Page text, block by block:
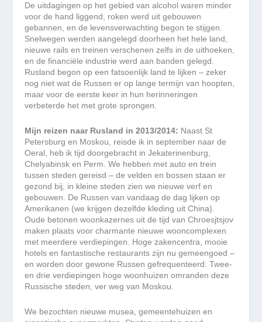
De uitdagingen op het gebied van alcohol waren minder
voor de hand liggend, roken werd uit gebouwen
gebannen, en de levensverwachting begon te stijgen.
Snelwegen werden aangelegd doorheen het hele land,
nieuwe rails en treinen verschenen zelfs in de uithoeken,
en de financiële industrie werd aan banden gelegd.
Rusland begon op een fatsoenlijk land te lijken – zeker
nog niet wat de Russen er op lange termijn van hoopten,
maar voor de eerste keer in hun herinneringen
verbeterde het met grote sprongen.
Mijn reizen naar Rusland in 2013/2014: Naast St
Petersburg en Moskou, reisde ik in september naar de
Oeral, heb ik tijd doorgebracht in Jekaterinenburg,
Chelyabinsk en Perm. We hebben met auto en trein
tussen steden gereisd – de velden en bossen staan er
gezond bij, in kleine steden zien we nieuwe verf en
gebouwen. De Russen van vandaag de dag lijken op
Amerikanen (we krijgen dezelfde kleding uit China).
Oude betonen woonkazernes uit de tijd van Chroesjtsjov
maken plaats voor charmante nieuwe wooncomplexen
met meerdere verdiepingen. Hoge zakencentra, mooie
hotels en fantastische restaurants zijn nu gemeengoed –
en worden door gewone Russen gefrequenteerd. Twee-
en drie verdiepingen hoge woonhuizen omranden deze
Russische steden, ver weg van Moskou.
We bezochten nieuwe musea, gemeentehuizen en